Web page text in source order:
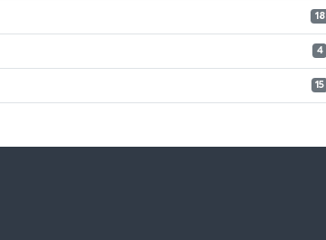
18
4
15